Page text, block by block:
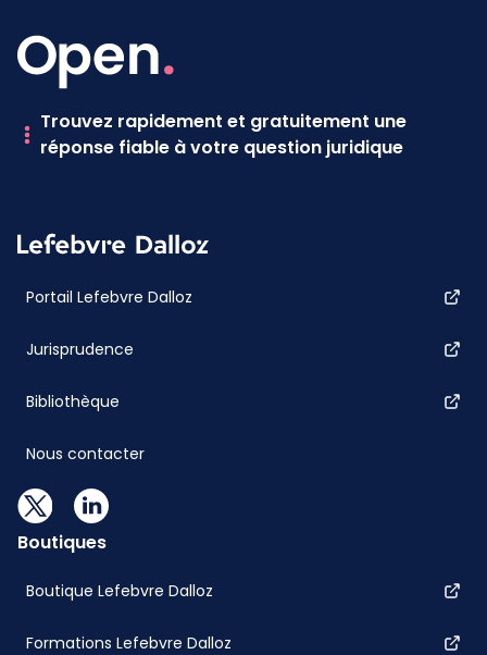
Trouvez rapidement et gratuitement une
réponse fiable à votre question juridique
Portail Lefebvre Dalloz
Jurisprudence
Bibliothèque
Nous contacter
Boutiques
Boutique Lefebvre Dalloz
Formations Lefebvre Dalloz